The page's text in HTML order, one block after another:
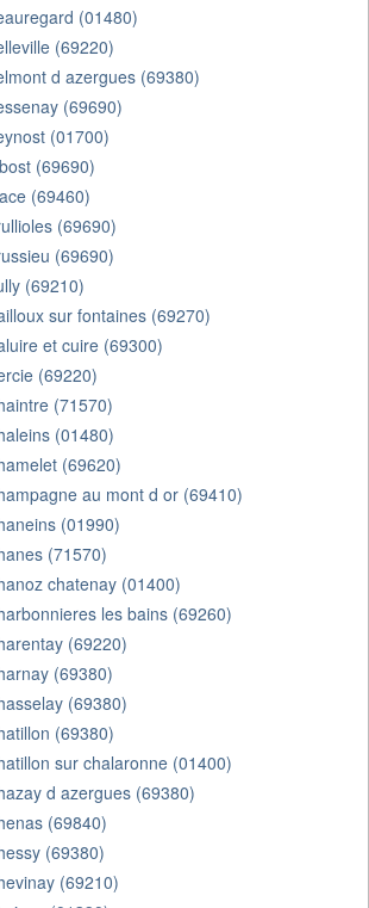
(01480)
(69220)
d azergues (69380)
(69690)
(01700)
(69690)
(69460)
(69690)
(69690)
(69210)
sur fontaines (69270)
et cuire (69300)
(69220)
(71570)
(01480)
(69620)
au mont d or (69410)
(01990)
(71570)
chatenay (01400)
les bains (69260)
(69220)
(69380)
(69380)
(69380)
sur chalaronne (01400)
d azergues (69380)
(69840)
(69380)
(69210)